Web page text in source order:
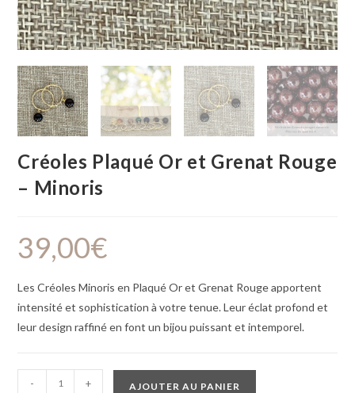
Créoles Plaqué Or et Grenat Rouge
– Minoris
39,00€
Les Créoles Minoris en Plaqué Or et Grenat Rouge apportent
intensité et sophistication à votre tenue. Leur éclat profond et
leur design raffiné en font un bijou puissant et intemporel.
- + AJOUTER AU PANIER